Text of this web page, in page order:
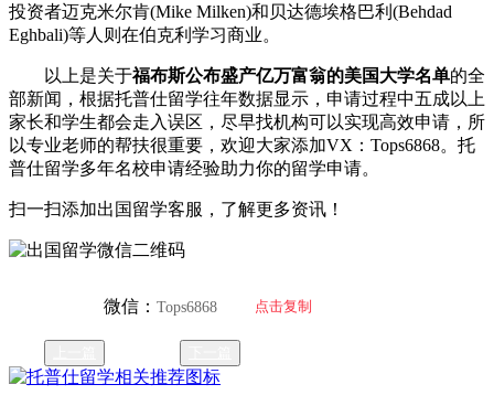
投资者迈克米尔肯(Mike Milken)和贝达德埃格巴利(Behdad
Eghbali)等人则在伯克利学习商业。
以上是关于福布斯公布盛产亿万富翁的美国大学名单的全
部新闻，根据托普仕留学往年数据显示，申请过程中五成以上
家长和学生都会走入误区，尽早找机构可以实现高效申请，所
以专业老师的帮扶很重要，欢迎大家添加VX：Tops6868。托
普仕留学多年名校申请经验助力你的留学申请。
扫一扫添加出国留学客服，了解更多资讯！
微信：Tops6868 点击复制